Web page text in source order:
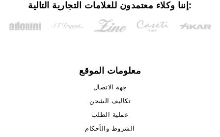
إننا وكلاء معتمدون للعلامات التجارية التالية:
معلومات الموقع
جهة الاتصال
تكاليف الشحن
عملية الطلب
الشروط والأحكام